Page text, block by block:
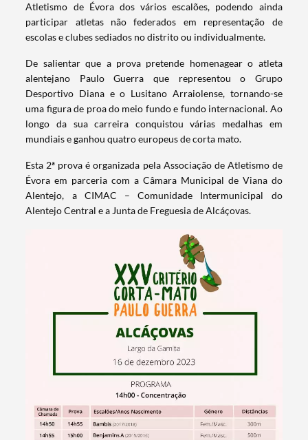
Atletismo de Évora dos vários escalões, podendo ainda
participar atletas não federados em representação de
escolas e clubes sediados no distrito ou individualmente.
De salientar que a prova pretende homenagear o atleta
alentejano Paulo Guerra que representou o Grupo
Desportivo Diana e o Lusitano Arraiolense, tornando-se
uma figura de proa do meio fundo e fundo internacional. Ao
longo da sua carreira conquistou várias medalhas em
mundiais e ganhou quatro europeus de corta mato.
Esta 2ª prova é organizada pela Associação de Atletismo de
Évora em parceria com a Câmara Municipal de Viana do
Alentejo, a CIMAC – Comunidade Intermunicipal do
Alentejo Central e a Junta de Freguesia de Alcáçovas.